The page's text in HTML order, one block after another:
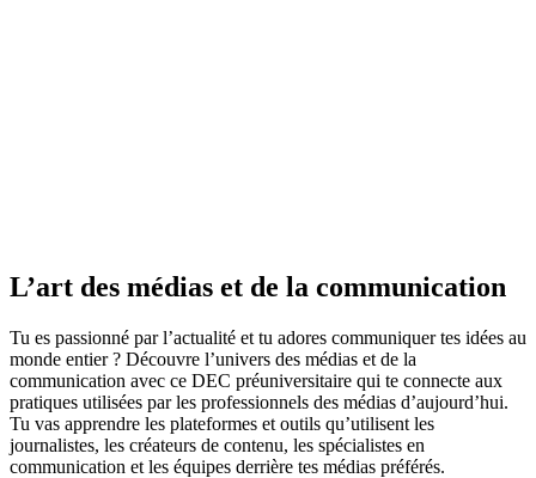
L’art des médias et de la communication
Tu es passionné par l’actualité et tu adores communiquer tes idées au
monde entier ? Découvre l’univers des médias et de la
communication avec ce DEC préuniversitaire qui te connecte aux
pratiques utilisées par les professionnels des médias d’aujourd’hui.
Tu vas apprendre les plateformes et outils qu’utilisent les
journalistes, les créateurs de contenu, les spécialistes en
communication et les équipes derrière tes médias préférés.